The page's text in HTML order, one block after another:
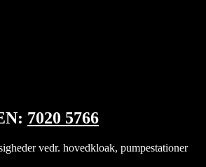
7020 5766
vedr. hovedkloak, pumpestationer